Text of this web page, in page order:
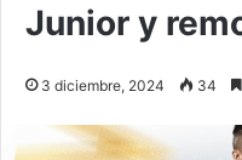
Junior y
3 diciembre, 2024 34